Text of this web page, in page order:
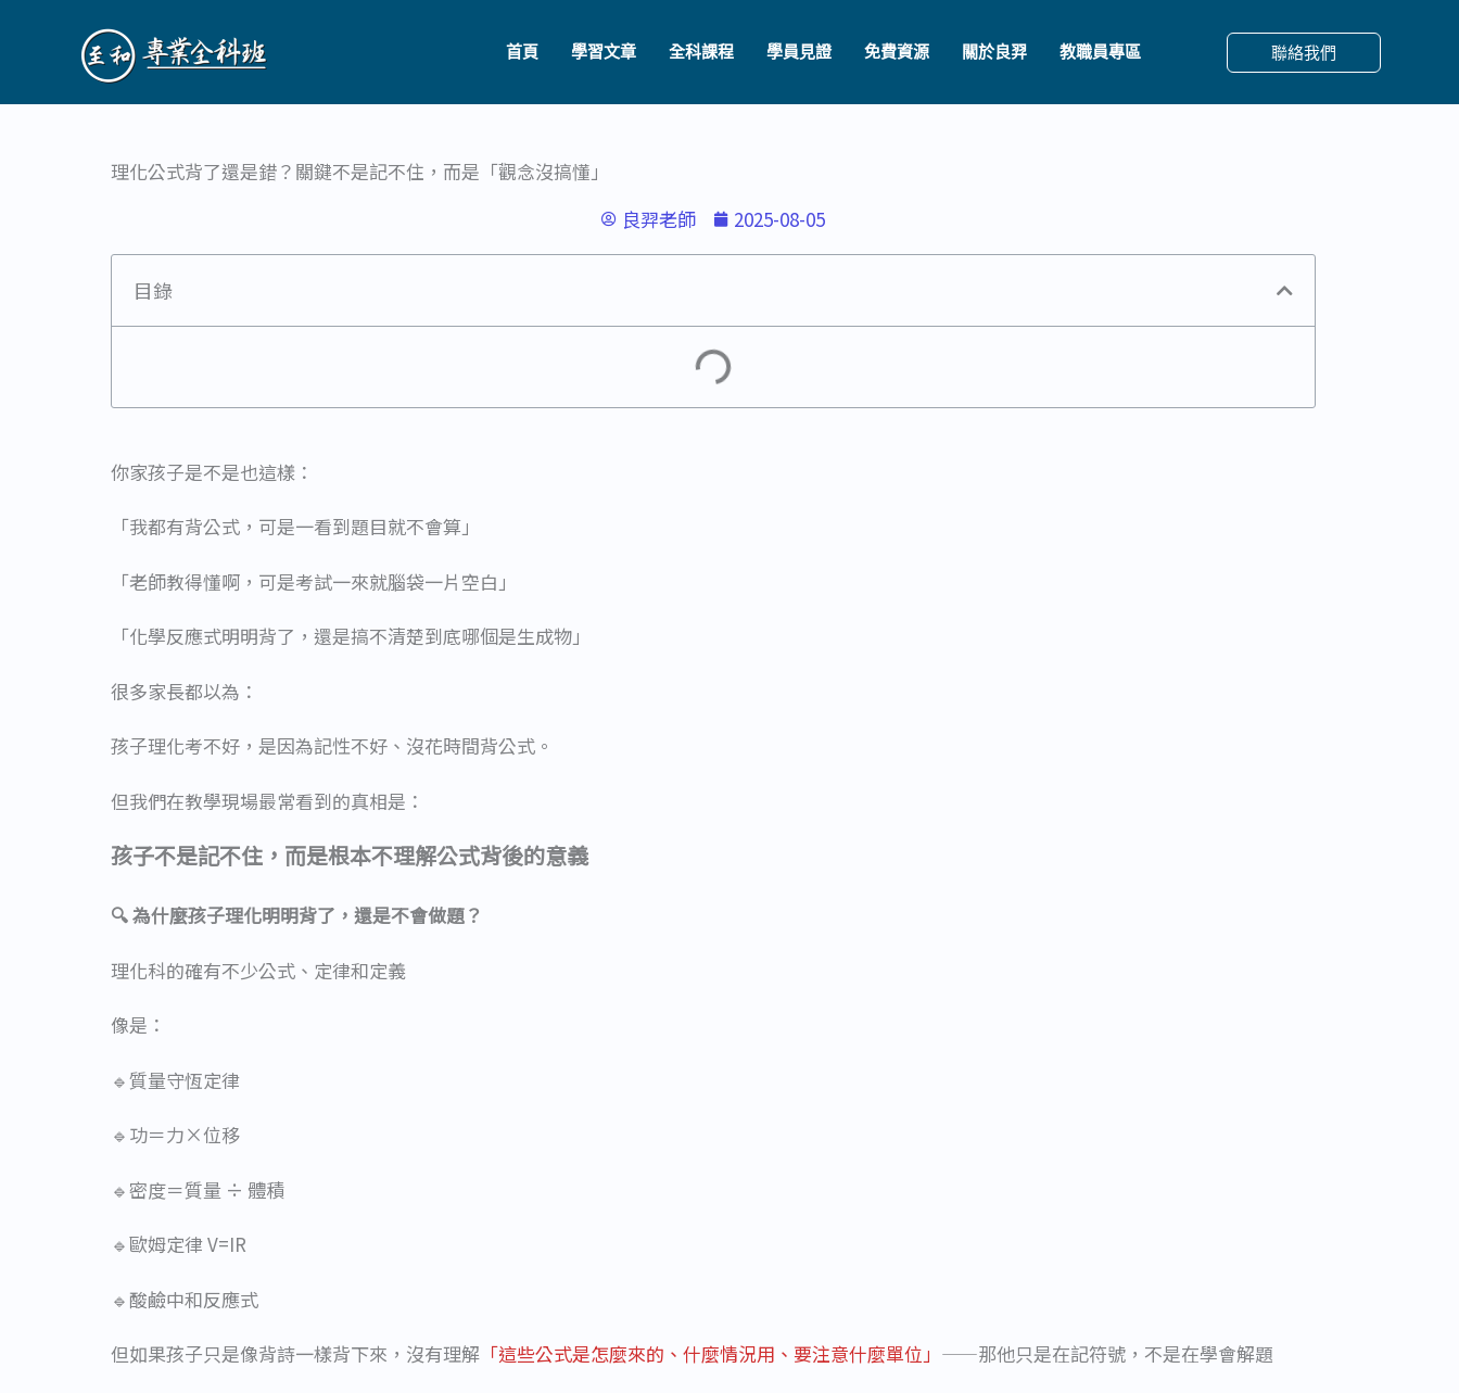
首頁 學習文章 全科課程 學員見證 免費資源 關於良羿 教職員專區 聯絡我們
理化公式背了還是錯？關鍵不是記不住，而是「觀念沒搞懂」
良羿老師
2025-08-05
目錄
你家孩子是不是也這樣：
「我都有背公式，可是一看到題目就不會算」
「老師教得懂啊，可是考試一來就腦袋一片空白」
「化學反應式明明背了，還是搞不清楚到底哪個是生成物」
很多家長都以為：
孩子理化考不好，是因為記性不好、沒花時間背公式。
但我們在教學現場最常看到的真相是：
孩子不是記不住，而是根本不理解公式背後的意義
🔍 為什麼孩子理化明明背了，還是不會做題？
理化科的確有不少公式、定律和定義
像是：
🔹質量守恆定律
🔹功＝力×位移
🔹密度＝質量 ÷ 體積
🔹歐姆定律 V=IR
🔹酸鹼中和反應式
但如果孩子只是像背詩一樣背下來，沒有理解 「這些公式是怎麼來的、什麼情況用、要注意什麼單位」 ——那他只是在記符號，不是在學會解題